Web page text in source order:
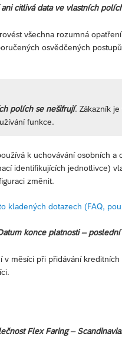
citlivá data ve vlastních
všechna rozumná
osvědčených
polích se nešifrují. Zákazník
funkce.
k uchovávání osobních
identifikujících jednotlivce)
změnit.
kladených dotazech (FAQ,
konce platnosti –
v měsíci při přidávání
Flex Faring –